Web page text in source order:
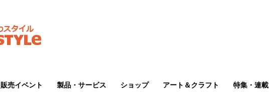
販売イベント 製品・サービス ショップ アート＆クラフト 特集・連載